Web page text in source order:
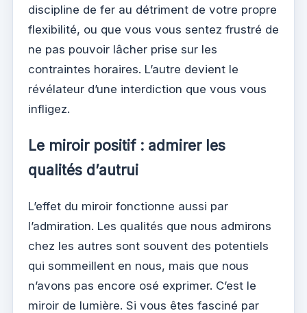
discipline de fer au détriment de votre propre
flexibilité, ou que vous vous sentez frustré de
ne pas pouvoir lâcher prise sur les
contraintes horaires. L’autre devient le
révélateur d’une interdiction que vous vous
infligez.
Le miroir positif : admirer les
qualités d’autrui
L’effet du miroir fonctionne aussi par
l’admiration. Les qualités que nous admirons
chez les autres sont souvent des potentiels
qui sommeillent en nous, mais que nous
n’avons pas encore osé exprimer. C’est le
miroir de lumière. Si vous êtes fasciné par